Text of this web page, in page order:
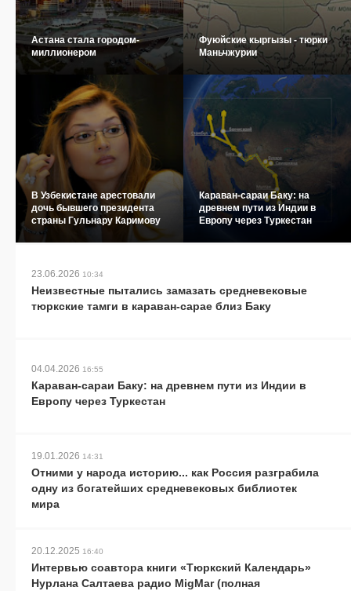
Астана стала городом-
миллионером
Фуюйские кыргызы - тюрки
Маньчжурии
В Узбекистане арестовали
дочь бывшего президента
страны Гульнару Каримову
Караван-сараи Баку: на
древнем пути из Индии в
Европу через Туркестан
23.06.2026 10:34
Неизвестные пытались замазать средневековые
тюркские тамги в караван-сарае близ Баку
04.04.2026 16:55
Караван-сараи Баку: на древнем пути из Индии в
Европу через Туркестан
19.01.2026 14:31
Отними у народа историю... как Россия разграбила
одну из богатейших средневековых библиотек
мира
20.12.2025 16:40
Интервью соавтора книги «Тюркский Календарь»
Нурлана Салтаева радио MigMar (полная